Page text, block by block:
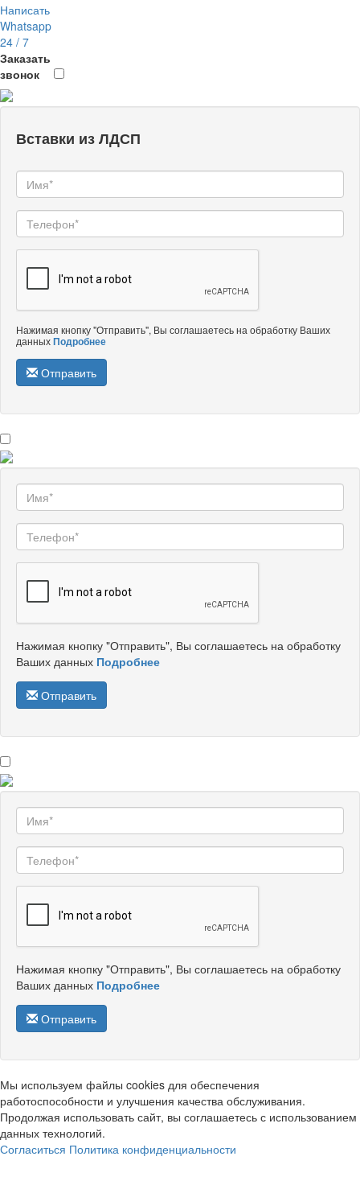
Написать
Whatsapp
24 / 7
Заказать
звонок
Вставки из ЛДСП
Нажимая кнопку "Отправить", Вы соглашаетесь на обработку Ваших
данныхПодробнее
Отправить
Нажимая кнопку "Отправить", Вы соглашаетесь на обработку
Ваших данных Подробнее
Отправить
Нажимая кнопку "Отправить", Вы соглашаетесь на обработку
Ваших данных Подробнее
Отправить
Мы используем файлы cookies для обеспечения
работоспособности и улучшения качества обслуживания.
Продолжая использовать сайт, вы соглашаетесь с использованием
данных технологий.
Согласиться Политика конфиденциальности